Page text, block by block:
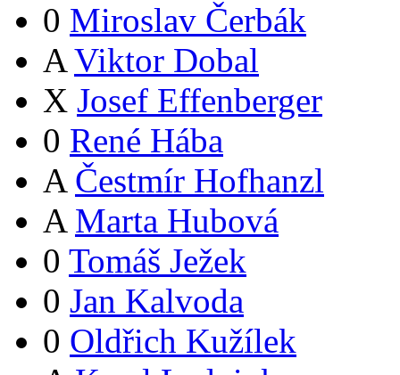
0 Miroslav Čerbák
A Viktor Dobal
X Josef Effenberger
0 René Hába
A Čestmír Hofhanzl
A Marta Hubová
0 Tomáš Ježek
0 Jan Kalvoda
0 Oldřich Kužílek